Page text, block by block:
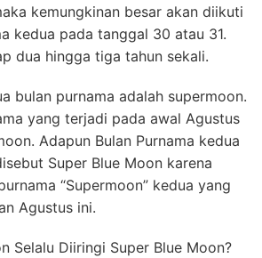
kemungkinan besar akan diikuti
kedua pada tanggal 30 atau 31.
dua hingga tiga tahun sekali.
bulan purnama adalah supermoon.
yang terjadi pada awal Agustus
Adapun Bulan Purnama kedua
Super Blue Moon karena
“Supermoon” kedua yang
Agustus ini.
Selalu Diiringi Super Blue Moon?